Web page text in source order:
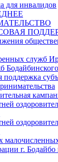
для инвалидов
служб
г. Бодайбо